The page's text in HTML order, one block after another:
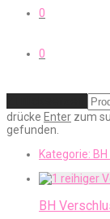
0
0
drücke Enter zum
gefunden.
Kategorie:
BH